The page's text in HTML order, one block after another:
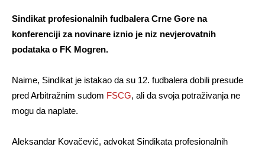
Sindikat profesionalnih fudbalera Crne Gore na
konferenciji za novinare iznio je niz nevjerovatnih
podataka o FK Mogren.
Naime, Sindikat je istakao da su 12. fudbalera dobili presude
pred Arbitražnim sudom FSCG, ali da svoja potraživanja ne
mogu da naplate.
Aleksandar Kovačević, advokat Sindikata profesionalnih